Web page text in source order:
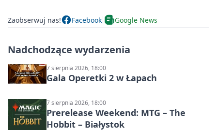
Zaobserwuj nas! Facebook Google News
Nadchodzące wydarzenia
7 sierpnia 2026, 18:00
Gala Operetki 2 w Łapach
7 sierpnia 2026, 18:00
Prerelease Weekend: MTG – The
Hobbit – Białystok